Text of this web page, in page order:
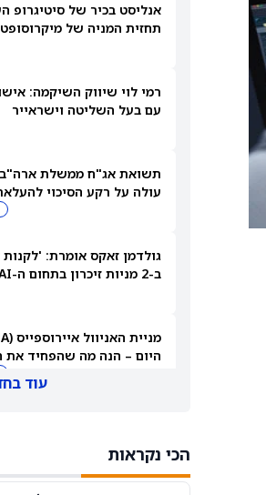
אנליסט בכיר של סיטיגרופ
תחזית המניה של
רמי לוי שיווק השיקמה:
עם בעל השליטה וישראייר
עולה על רקע הסיכוי
גולדמן זאקס אומרת:
ב-2 מניות זיכרון בתחום ה-AI
היום – הנה מה שהפחיד את
עוד
הכי נקראות